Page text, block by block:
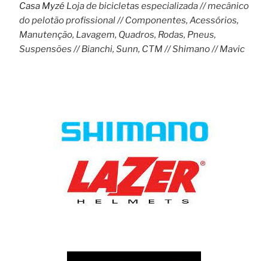
Casa MyzéLoja de bicicletas especializada // mecânico
do pelotão profissional // Componentes, Acessórios,
Manutenção, Lavagem, Quadros, Rodas, Pneus,
Suspensões // Bianchi, Sunn, CTM // Shimano // Mavic